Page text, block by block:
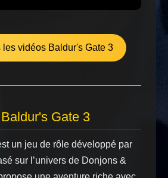
les vidéos Baldur's Gate 3
Gate 3
un jeu de rôle développé par
sur l’univers de Donjons &